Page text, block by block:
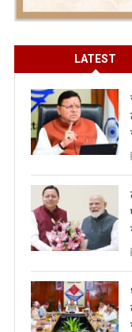
LATEST